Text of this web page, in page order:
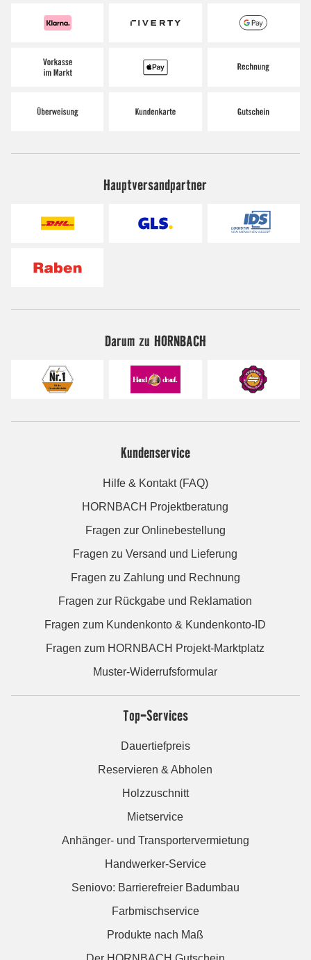
Hauptversandpartner
Darum zu HORNBACH
Kundenservice
Hilfe & Kontakt (FAQ)
HORNBACH Projektberatung
Fragen zur Onlinebestellung
Fragen zu Versand und Lieferung
Fragen zu Zahlung und Rechnung
Fragen zur Rückgabe und Reklamation
Fragen zum Kundenkonto & Kundenkonto-ID
Fragen zum HORNBACH Projekt-Marktplatz
Muster-Widerrufsformular
Top-Services
Dauertiefpreis
Reservieren & Abholen
Holzzuschnitt
Mietservice
Anhänger- und Transportervermietung
Handwerker-Service
Seniovo: Barrierefreier Badumbau
Farbmischservice
Produkte nach Maß